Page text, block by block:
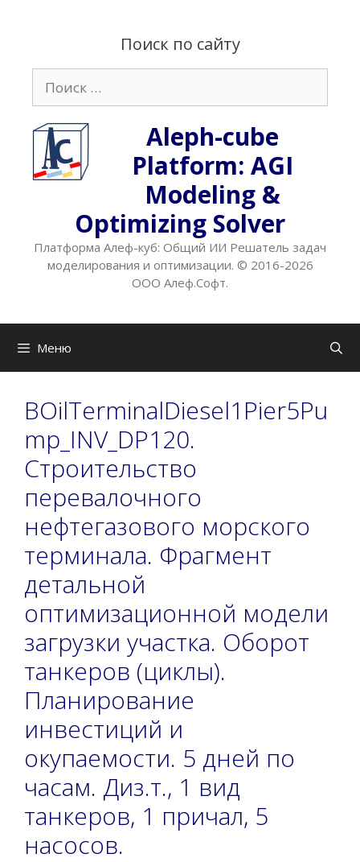
Поиск по сайту
Aleph-cube
Platform: AGI
Modeling &
Optimizing Solver
Платформа Алеф-куб: Общий ИИ Решатель задач
моделирования и оптимизации. © 2016-2026
ООО Алеф.Софт.
Меню
BOilTerminalDiesel1Pier5Pu
mp_INV_DP120.
Строительство
перевалочного
нефтегазового морского
терминала. Фрагмент
детальной
оптимизационной модели
загрузки участка. Оборот
танкеров (циклы).
Планирование
инвестиций и
окупаемости. 5 дней по
часам. Диз.т., 1 вид
танкеров, 1 причал, 5
насосов.